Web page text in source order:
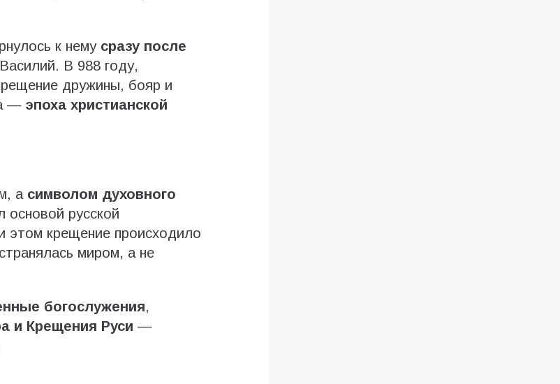
к нему сразу после
В 988 году,
дружины, бояр и
— эпоха христианской
а символом духовного
основой русской
этом крещение происходило
миром, а не
богослужения,
и Крещения Руси —